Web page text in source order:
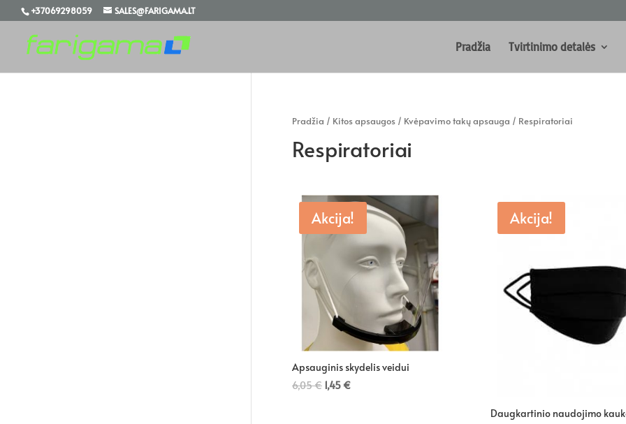
+37069298059 SALES@FARIGAMA.LT
Pradžia Tvirtinimo detalės
Pradžia / Kitos apsaugos/ Kvėpavimo takų apsauga / Respiratoriai
Respiratoriai
Akcija!
Apsauginis skydelis veidui
6,05€ 1,45 €
Akcija!
Daugkartinio naudojimo